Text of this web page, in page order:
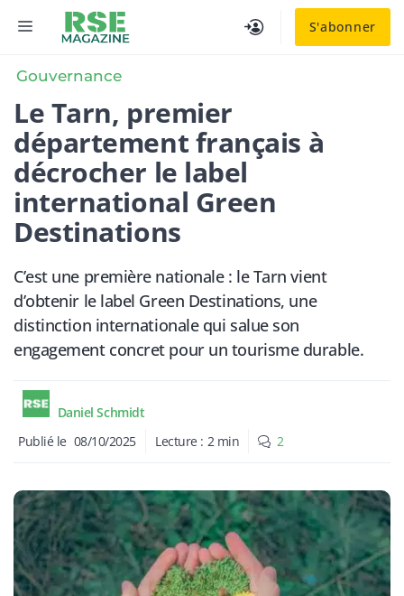
S'abonner
MENU
Gouvernance
Le Tarn, premier
département français à
décrocher le label
international Green
Destinations
C’est une première nationale : le Tarn vient
d’obtenir le label Green Destinations, une
distinction internationale qui salue son
engagement concret pour un tourisme durable.
Daniel Schmidt
Publié le 08/10/2025 Lecture : 2 min 2